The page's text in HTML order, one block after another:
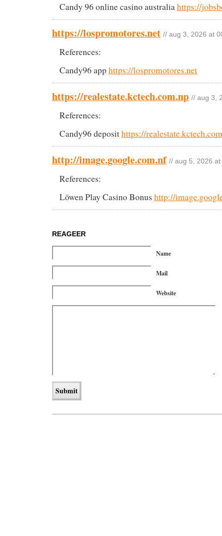
Candy 96 online casino australia https://
https://lospromotores.net // aug 3, 2026 at
References:
Candy96 apphttps://lospromotores.net
https://realestate.kctech.com.np // aug 3,
References:
Candy96 deposithttps://
http://image.google.com.nf // aug 5, 2026 at
References:
Löwen Play Casino Bonus http://
REAGEER
Name
Mail
Website